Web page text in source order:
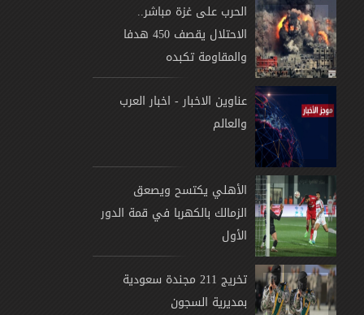
الحرب على غزة مباشر..
الاحتلال يقصف 450 هدفا
والمقاومة تكبده
عناوين الاخبار - اخبار العرب
والعالم
الأهلي يكتسح ويصعق
الزمالك بالكهربا في قمة الدور
الأول
تخريج 211 مجندة سعودية
بمديرية السجون